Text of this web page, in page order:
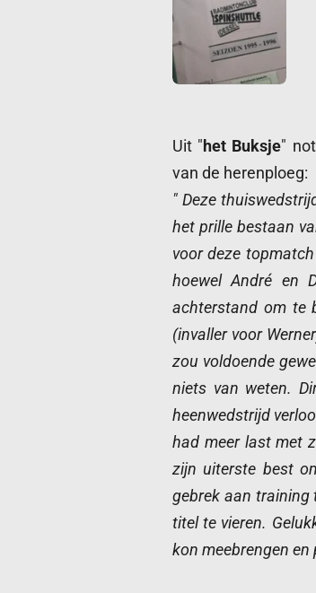
Uit "het Buksje"
van de herenploeg:
" Deze
het prille bestaan
voor deze
hoewel André en
achterstand om te
(invaller voor
zou voldoende
niets van weten.
heenwedstrijd
had meer last met
zijn uiterste best
gebrek aan training
titel te vieren.
kon meebrengen